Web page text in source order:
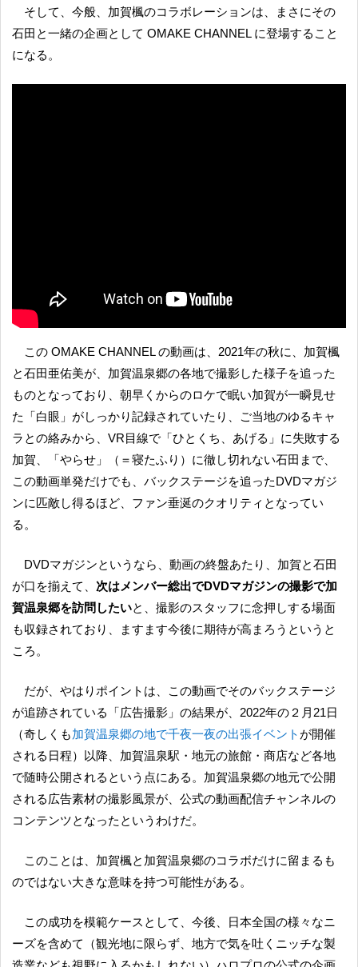
そして、今般、加賀楓のコラボレーションは、まさにその
石田と一緒の企画として OMAKE CHANNEL に登場すること
になる。
この OMAKE CHANNEL の動画は、2021年の秋に、加賀楓
と石田亜佑美が、加賀温泉郷の各地で撮影した様子を追った
ものとなっており、朝早くからのロケで眠い加賀が一瞬見せ
た「白眼」がしっかり記録されていたり、ご当地のゆるキャ
ラとの絡みから、VR目線で「ひとくち、あげる」に失敗する
加賀、「やらせ」（＝寝たふり）に徹し切れない石田まで、
この動画単発だけでも、バックステージを追ったDVDマガジ
ンに匹敵し得るほど、ファン垂涎のクオリティとなってい
る。
DVDマガジンというなら、動画の終盤あたり、加賀と石田
が口を揃えて、 次はメンバー総出でDVDマガジンの撮影で加
賀温泉郷を訪問したいと、撮影のスタッフに念押しする場面
も収録されており、ますます今後に期待が高まろうというと
ころ。
だが、やはりポイントは、この動画でそのバックステージ
が追跡されている「広告撮影」の結果が、2022年の２月21日
（奇しくも加賀温泉郷の地で千夜一夜の出張イベント が開催
される日程）以降、加賀温泉駅・地元の旅館・商店など各地
で随時公開されるという点にある。加賀温泉郷の地元で公開
される広告素材の撮影風景が、公式の動画配信チャンネルの
コンテンツとなったというわけだ。
このことは、加賀楓と加賀温泉郷のコラボだけに留まるも
のではない大きな意味を持つ可能性がある。
この成功を模範ケースとして、今後、日本全国の様々なニ
ーズを含めて（観光地に限らず、地方で気を吐くニッチな製